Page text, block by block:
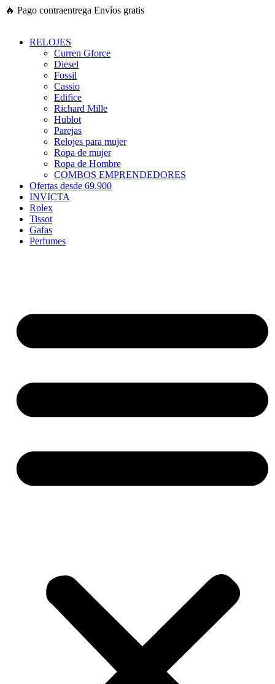
Ir
🔥 Pago contraentrega Envíos gratis
RELOJES
Curren Gforce
Diesel
Fossil
Cassio
Edifice
Richard Mille
Hublot
Parejas
Relojes para mujer
Ropa de mujer
Ropa de Hombre
COMBOS EMPRENDEDORES
Ofertas desde 69.900
INVICTA
Rolex
Tissot
Gafas
Perfumes